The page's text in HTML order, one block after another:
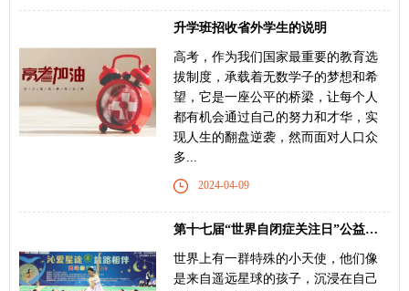
升学班招收省外学生的说明
高考，作为我们国家最重要的教育选
拔制度，承载着无数学子的梦想和希
望，它是一座公平的桥梁，让每个人
都有机会通过自己的努力和才华，实
现人生的翻盘逆袭，然而面对人口众
多...
2024-04-09
第十七届“世界自闭症关注日”公益活动中的正
世界上有一群特殊的小天使，他们像
是来自遥远星球的孩子，沉浸在自己